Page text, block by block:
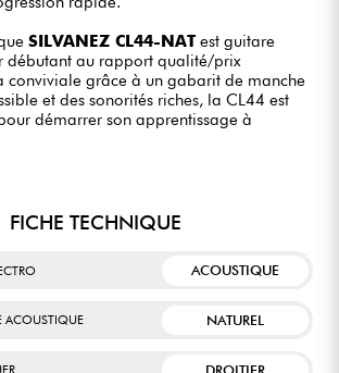
SILVANEZ CL44-NAT est guitare
débutant au rapport qualité/prix
conviviale grâce à un gabarit de manche
et des sonorités riches, la CL44 est
démarrer son apprentissage à
FICHE TECHNIQUE
ACOUSTIQUE
ACOUSTIQUE NATUREL